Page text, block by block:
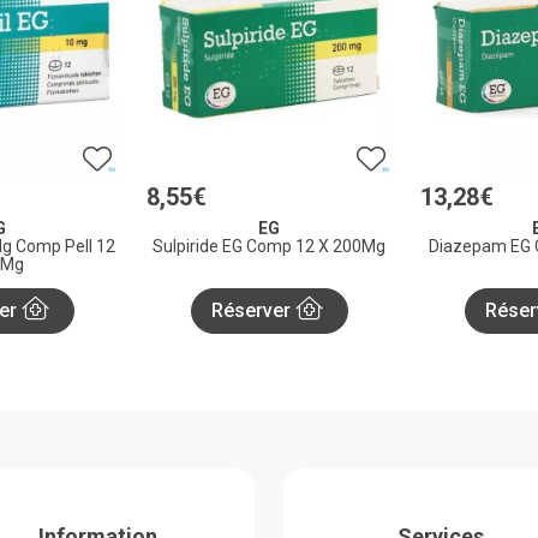
Pell 12
8,55€
EG
Sulpiride EG Comp 12 X 200Mg
Réserver
13,28€